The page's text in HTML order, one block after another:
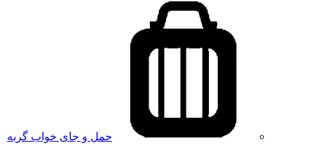
حمل و جای خواب گربه